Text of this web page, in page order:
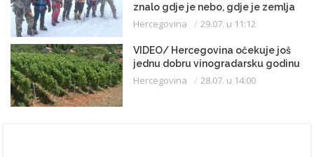
znalo gdje je nebo, gdje je zemlja
Hercegovina 29.07. u 11:12
VIDEO/ Hercegovina očekuje još
jednu dobru vinogradarsku godinu
Hercegovina 28.07. u 14:00